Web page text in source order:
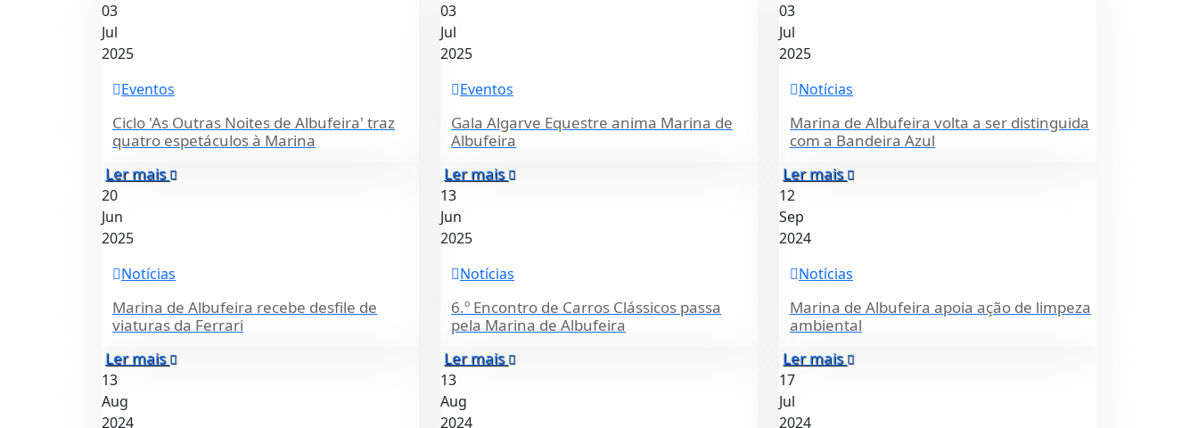
03
Jul
2025
Eventos
Ciclo 'As Outras Noites de Albufeira' traz
quatro espetáculos à Marina
03
Jul
2025
Eventos
Gala Algarve Equestre anima Marina de
Albufeira
03
Jul
2025
Notícias
Marina de Albufeira volta a ser distinguida
com a Bandeira Azul
Ler mais
20
Jun
2025
Notícias
Marina de Albufeira recebe desfile de
viaturas da Ferrari
Ler mais
13
Jun
2025
Notícias
6.º Encontro de Carros Clássicos passa
pela Marina de Albufeira
Ler mais
12
Sep
2024
Notícias
Marina de Albufeira apoia ação de limpeza
ambiental
Ler mais
13
Aug
2024
Ler mais
13
Aug
2024
Ler mais
17
Jul
2024